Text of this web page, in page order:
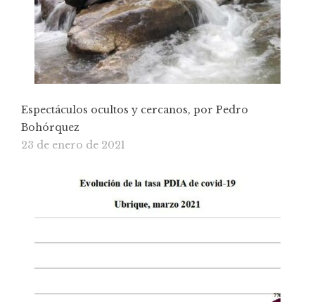
Espectáculos ocultos y cercanos, por Pedro
Bohórquez
23 de enero de 2021